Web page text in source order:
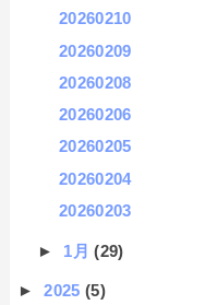
20260210
20260209
20260208
20260206
20260205
20260204
20260203
► 1月 (29)
►2025 (5)